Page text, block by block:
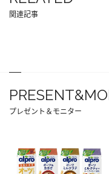
関連記事
プレゼント＆モニター